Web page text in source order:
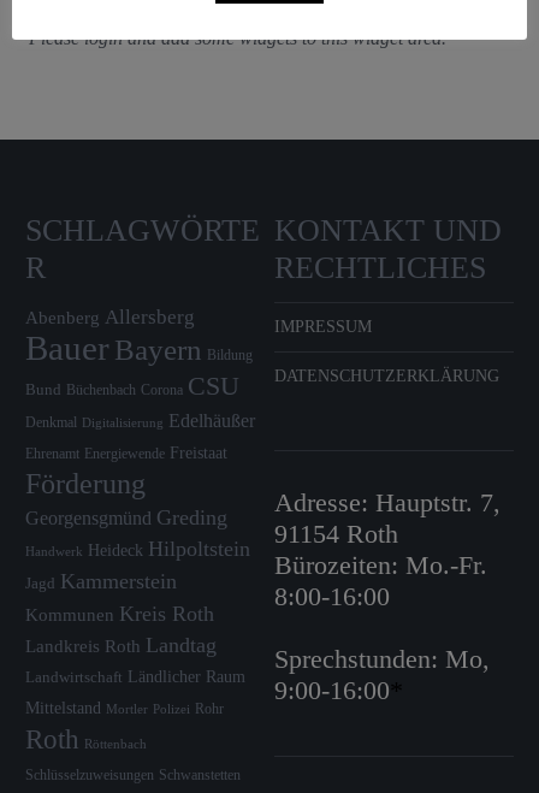
Please login and add some widgets to this widget area.
SCHLAGWÖRTE
R
Abenberg Allersberg
Bauer Bayern Bildung
Bund Büchenbach Corona CSU
Denkmal Digitalisierung Edelhäußer
Ehrenamt Energiewende Freistaat
Förderung
Georgensgmünd Greding
Handwerk Heideck Hilpoltstein
Jagd Kammerstein
Kommunen Kreis Roth
Landkreis Roth Landtag
Landwirtschaft Ländlicher Raum
Mittelstand Mortler Polizei Rohr
Roth Röttenbach
Schlüsselzuweisungen Schwanstetten
KONTAKT UND
RECHTLICHES
IMPRESSUM
DATENSCHUTZERKLÄRUNG
Adresse: Hauptstr. 7,
91154 Roth
Bürozeiten: Mo.-Fr.
8:00-16:00
Sprechstunden: Mo,
9:00-16:00*